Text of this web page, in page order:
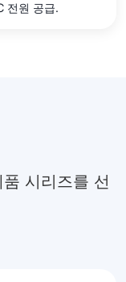
전원 공급.
시리즈를 선